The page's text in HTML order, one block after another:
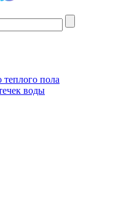
пола
воды